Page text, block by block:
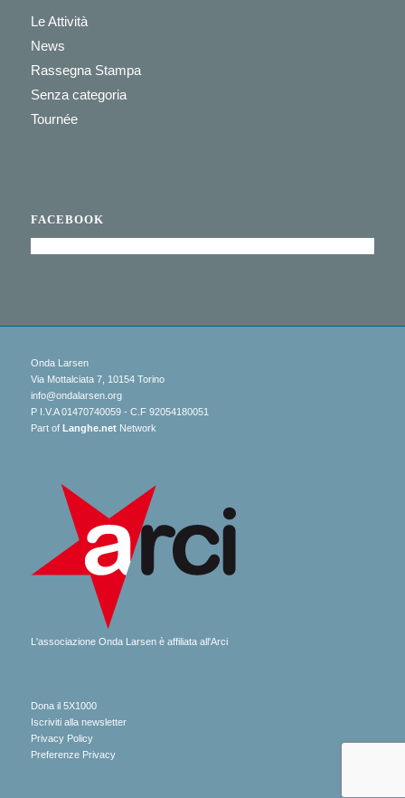
Le Attività
News
Rassegna Stampa
Senza categoria
Tournée
FACEBOOK
Onda Larsen
Via Mottalciata 7, 10154 Torino
info@ondalarsen.org
P I.V.A 01470740059 - C.F 92054180051
Part of Langhe.netNetwork
L'associazione Onda Larsen è affiliata all'Arci
Dona il 5X1000
Iscriviti alla newsletter
Privacy Policy
Preferenze Privacy